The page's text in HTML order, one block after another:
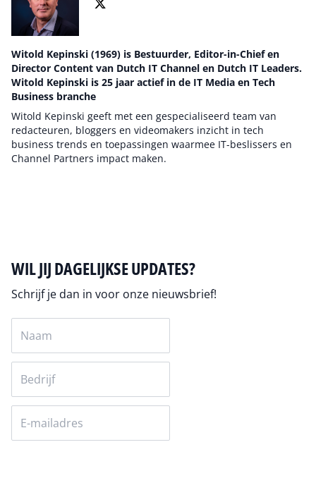
Witold Kepinski (1969) is Bestuurder, Editor-in-Chief en
Director Content van Dutch IT Channel en Dutch IT Leaders.
Witold Kepinski is 25 jaar actief in de IT Media en Tech
Business branche
Witold Kepinski geeft met een gespecialiseerd team van
redacteuren, bloggers en videomakers inzicht in tech
business trends en toepassingen waarmee IT-beslissers en
Channel Partners impact maken.
WIL JIJ DAGELIJKSE UPDATES?
Schrijf je dan in voor onze nieuwsbrief!